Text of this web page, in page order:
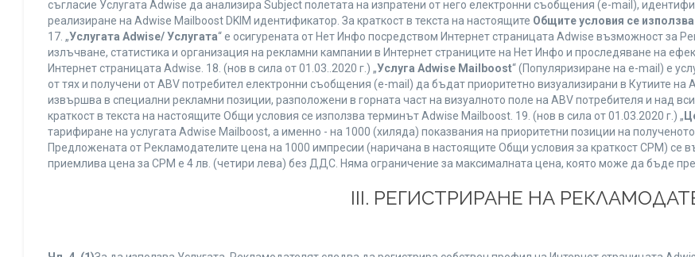
съгласие Услугата Adwise да анализира Subject полетата на изпратени от него електронни съобщения (e-mail),
реализиране на Adwise Mailboost DKIM идентификатор. За краткост в текста на настоящите Общите условия се
17. „Услугата Adwise/ Услугата“ е осигурената от Нет Инфо посредством Интернет страницата Adwise възможност за
излъчване, статистика и организация на рекламни кампании в Интернет страниците на Нет Инфо и проследяване на
Интернет страницата Adwise. 18. (нов в сила от 01.03..2020 г.) „Услуга Adwise Mailboost“ (Популяризиране на e-mail) е
от тях и получени от ABV потребител електронни съобщения (e-mail) да бъдат приоритетно визуализирани в Кутиите на
извършва в специални рекламни позиции, разположени в горната част на визуалното поле на ABV потребителя и над
краткост в текста на настоящите Общи условия се използва терминът Adwise Mailboost. 19. (нов в сила от 01.03.2020 г.) „
тарифиране на услугата Adwise Mailboost, а именно - на 1000 (хиляда) показвания на приоритетни позиции на
Предложената от Рекламодателите цена на 1000 импресии (наричана в настоящите Общи условия за краткост CPM) се
приемлива цена за CPM е 4 лв. (четири лева) без ДДС. Няма ограничение за максималната цена, която може да бъде
ІІІ. РЕГИСТРИРАНЕ НА